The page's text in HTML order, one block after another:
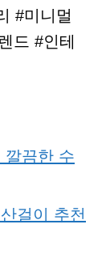
#미니멀
드 #인테
깔끔한 수
걸이 추천